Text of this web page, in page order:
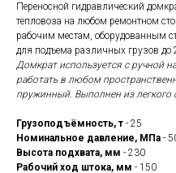
Переносной гидравлический
тепловоза на любом ремонтном
рабочим местам, оборудованным
для подъема различных грузов до
Домкрат используется с ручной
работать в любом
пружинный. Выполнен из легкого
Грузоподъёмность, т - 25
Номинальное давление, МПа -
Высота подхвата, мм - 230
Рабочий ход штока, мм - 150